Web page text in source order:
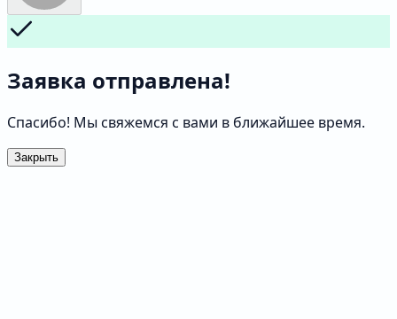
Заявка отправлена!
Спасибо! Мы свяжемся с вами в ближайшее время.
Закрыть